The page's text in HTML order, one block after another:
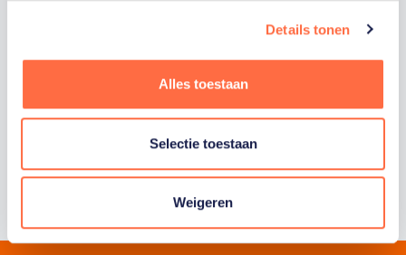
Details tonen
Alles toestaan
Selectie toestaan
Weigeren